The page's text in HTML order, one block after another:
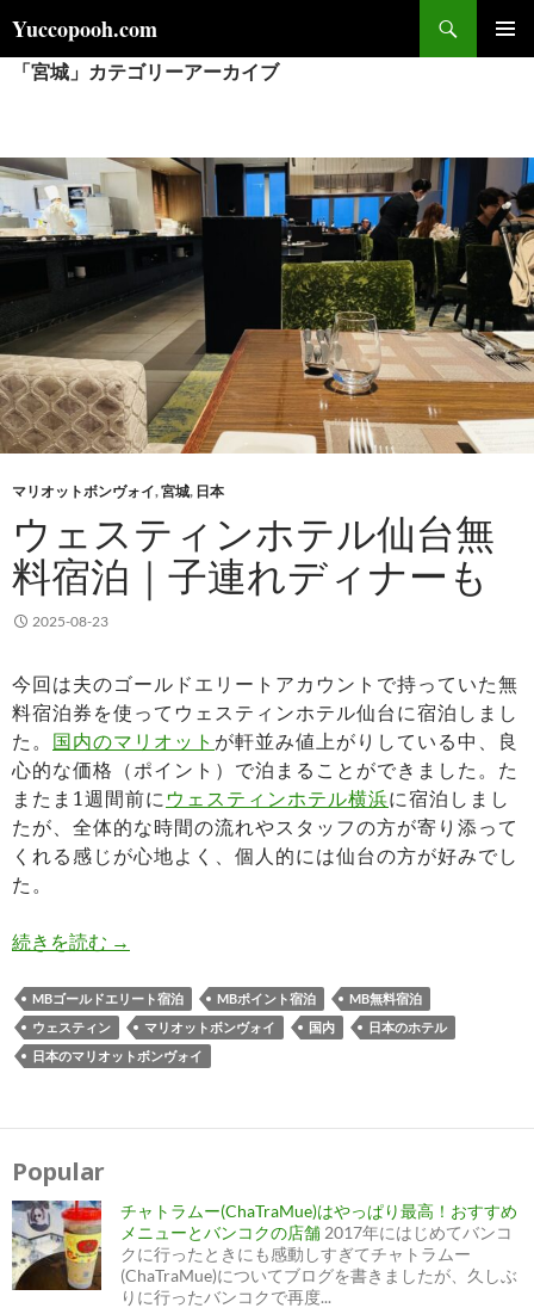
ン
へ
ス
キ
ッ
Yuccopooh.com
索
「宮城」カテゴリーアーカイブ
マリオットボンヴォイ,宮城, 日本
ウェスティンホテル仙台無
料宿泊｜子連れディナーも
2025-08-23
今回は夫のゴールドエリートアカウントで持っていた無
料宿泊券を使ってウェスティンホテル仙台に宿泊しまし
た。 国内のマリオット が軒並み値上がりしている中、良
心的な価格（ポイント）で泊まることができました。た
またま1週間前にウェスティンホテル横浜に宿泊しまし
たが、全体的な時間の流れやスタッフの方が寄り添って
くれる感じが心地よく、個人的には仙台の方が好みでし
た。
続きを読む ウェスティンホテル仙台無料宿泊｜子連れディナ
→
MBゴールドエリート宿泊 MBポイント宿泊
MB無料宿泊
ウェスティン
マリオットボンヴォイ 国内
日本のホテル
日本のマリオットボンヴォイ
Popular
チャトラムー(ChaTraMue)はやっぱり最高！おすすめ
メニューとバンコクの店舗 2017年にはじめてバンコ
クに行ったときにも感動しすぎてチャトラムー
(ChaTraMue)についてブログを書きましたが、久しぶ
りに行ったバンコクで再度...